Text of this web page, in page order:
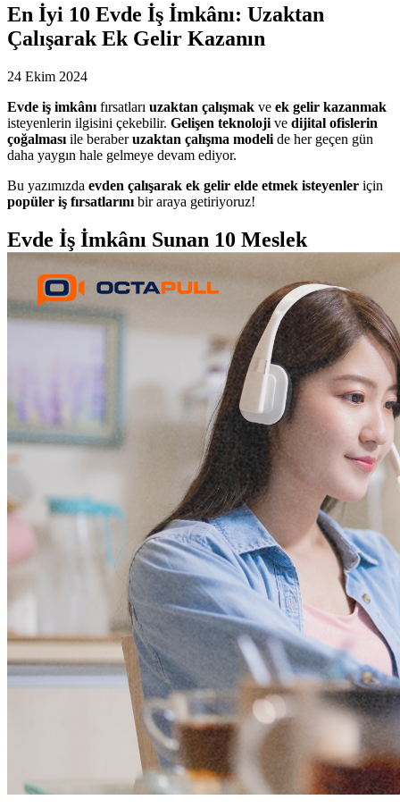
En İyi 10 Evde İş İmkânı: Uzaktan
Çalışarak Ek Gelir Kazanın
24 Ekim 2024
Evde iş imkânı fırsatları uzaktan çalışmak ve ek gelir kazanmak
isteyenlerin ilgisini çekebilir. Gelişen teknoloji ve dijital ofislerin
çoğalması ile beraberuzaktan çalışma modeli de her geçen gün
daha yaygın hale gelmeye devam ediyor.
Bu yazımızda evden çalışarak ek gelir elde etmek isteyenler için
popüler iş fırsatlarını bir araya getiriyoruz!
Evde İş İmkânı Sunan 10 Meslek